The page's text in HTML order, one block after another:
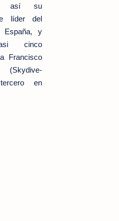
así su
líder del
España, y
cinco
Francisco
(Skydive-
en